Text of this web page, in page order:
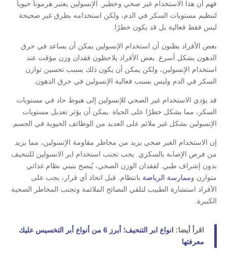
فهم أن هذا الاستخدام غير صحي وخطير. الإنسولين يعتبر هرموناً حيوياً
لتنظيم مستويات السكر في الدم، ولكن استخدامه بطرق غير صحيحة
ليس فقط فعالية بل قد يكون خطرًا.
بعض الأفراد يظنون أن استخدام الإنسولين يمكن أن يساعد في حرق
الدهون بشكل أسرع. بعض الأفراد يلاحظون فقدان وزن مؤقت عند
استخدام الإنسولين، ولكن يمكن أن يكون ذلك بسبب تحسين توازن
السكر في الدم وليس بسبب فعالية الإنسولين في حرق الدهون.
قد يؤدي الاستخدام غير الصحي للإنسولين إلى هبوط حاد في مستويات
السكر، مما يشكل خطرًا على الحياة .يمكن أن يؤثر تعديل مستويات
الإنسولين بشكل غير ملائم على العديد من الوظائف الحيوية في الجسم.
إن الاستخدام الغير صحي يزيد من مخاطر مقاومة الإنسولين، مما يزيد
من فرص الإصابة بالسكري. يجب تجنب استخدام ابر الانسولين للتنحيف
بدون إشراف طبي. لفقدان الوزن الصحي، يُنصح بتبني نظام غذائي
متوازن وممارسة الرياضة بانتظام. قبل اتخاذ أي قرار، يجب على
الأفراد استشارة الطبيب لتلقي النصائح الملائمة وتجنب المخاطر الصحية
الكبيرة.
اقرأ أيضا:
انواع ابر التنحيف؛ أبرز 6 من أنواع أبر التخسيس عليك
معرفتها